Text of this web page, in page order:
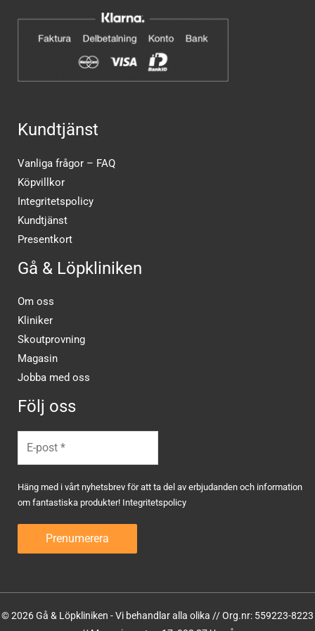
Kundtjänst
Vanliga frågor – FAQ
Köpvillkor
Integritetspolicy
Kundtjänst
Presentkort
Gå & Löpkliniken
Om oss
Kliniker
Skoutprovning
Magasin
Jobba med oss
Följ oss
Häng med i vårt nyhetsbrev för att ta del av erbjudanden och information
om fantastiska produkter! Integritetspolicy
© 2026 Gå & Löpkliniken - Vi behandlar alla olika // Org.nr: 559223-8223